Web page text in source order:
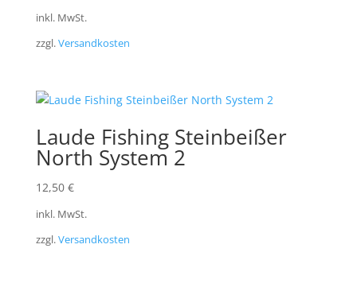
inkl. MwSt.
zzgl.Versandkosten
Laude Fishing Steinbeißer
North System 2
12,50 €
inkl. MwSt.
zzgl.Versandkosten